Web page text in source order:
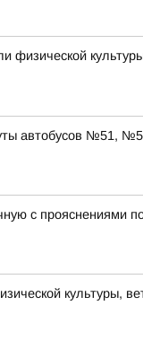
автобусов №51,
с прояснениями
культуры,